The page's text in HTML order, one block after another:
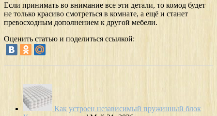
Если принимать во внимание все эти детали, то комод будет
не только красиво смотреться в комнате, а ещё и станет
превосходным дополнением к другой мебели.
Оценить статью и поделиться ссылкой:
Как устроен независимый пружинный блок